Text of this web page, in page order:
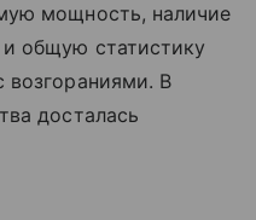
мощность, наличие
и общую статистику
возгораниями. В
досталась